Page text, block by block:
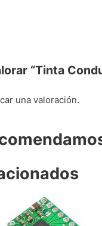
“Tinta
una valoración.